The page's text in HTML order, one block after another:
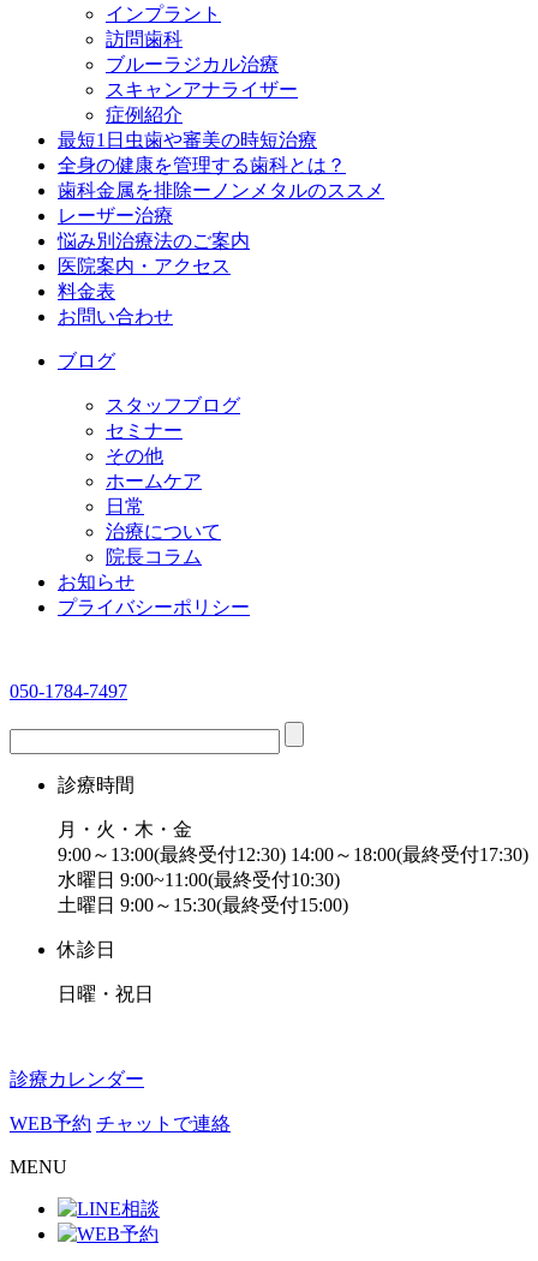
インプラント
訪問歯科
ブルーラジカル治療
スキャンアナライザー
症例紹介
最短1日虫歯や審美の時短治療
全身の健康を管理する歯科とは？
歯科金属を排除ーノンメタルのススメ
レーザー治療
悩み別治療法のご案内
医院案内・アクセス
料金表
お問い合わせ
ブログ
スタッフブログ
セミナー
その他
ホームケア
日常
治療について
院長コラム
お知らせ
プライバシーポリシー
050-1784-7497
診療時間
月・火・木・金
9:00～13:00(最終受付12:30) 14:00～18:00(最終受付17:30)
水曜日 9:00~11:00(最終受付10:30)
土曜日 9:00～15:30(最終受付15:00)
休診日
日曜・祝日
診療カレンダー
WEB予約 チャットで連絡
MENU